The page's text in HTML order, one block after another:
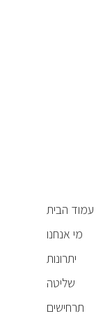
עמוד הבית
מי אנחנו
יתרונות
שליטה
תרחישים